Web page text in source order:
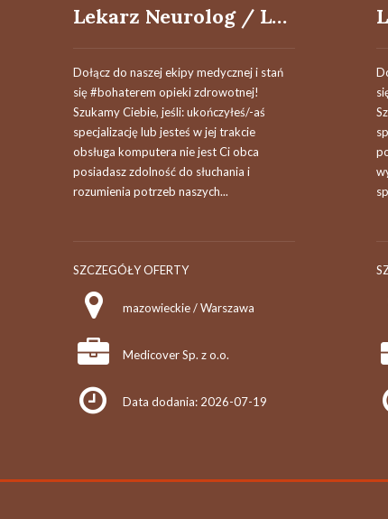
Lekarz Neurolog / Lekarka Neurolożka
Dołącz do naszej ekipy medycznej i stań
się #bohaterem opieki zdrowotnej!
Szukamy Ciebie, jeśli​: ukończyłeś/-aś
specjalizację lub jesteś w jej trakcie
obsługa komputera nie jest Ci obca
posiadasz zdolność do słuchania i
rozumienia potrzeb naszych...
SZCZEGÓŁY OFERTY
mazowieckie / Warszawa
Medicover Sp. z o.o.
Data dodania: 2026-07-19